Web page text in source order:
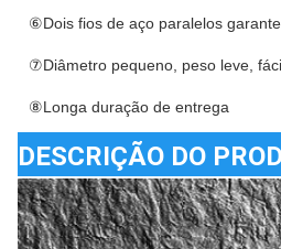
⑥Dois fios de aço paralelos
⑦Diâmetro pequeno, peso leve,
⑧Longa duração de entrega
DESCRIÇÃO DO